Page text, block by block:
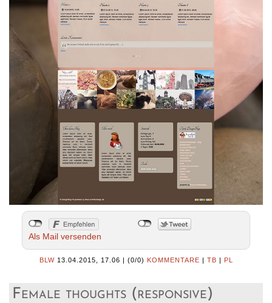
Als Mail versenden
BLW 13.04.2015, 17.06 | (0/0) KOMMENTARE | TB | PL
Female thoughts (responsive)